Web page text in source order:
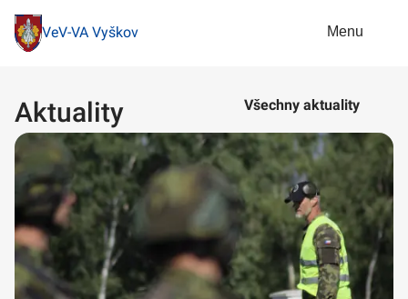
VeV-VA Vyškov Menu
Aktuality Všechny aktuality